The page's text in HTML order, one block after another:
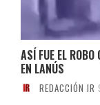
ASÍ FUE EL ROBO
EN LANÚS
REDACCIÓN IR